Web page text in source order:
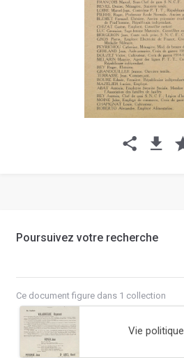
Poursuivez votre recherche
Ce document figure dans 1 collection
Vie politique